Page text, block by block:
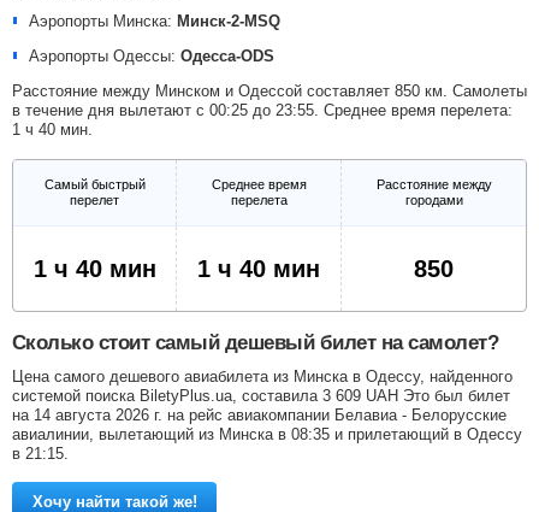
Аэропорты Минска: Минск-2-MSQ
Аэропорты Одессы: Одесса-ODS
Расстояние между Минском и Одессой составляет 850 км. Самолеты
в течение дня вылетают с 00:25 до 23:55. Среднее время перелета:
1 ч 40 мин.
Самый быстрый
перелет
Среднее время
перелета
Расстояние между
городами
1 ч 40 мин 1 ч 40 мин 850
Сколько стоит самый дешевый билет на самолет?
Цена самого дешевого авиабилета из Минска в Одессу, найденного
системой поиска BiletyPlus.ua, составила 3 609 UAH Это был билет
на 14 августа 2026 г. на рейс авиакомпании Белавиа - Белорусские
авиалинии, вылетающий из Минска в 08:35 и прилетающий в Одессу
в 21:15.
Хочу найти такой же!